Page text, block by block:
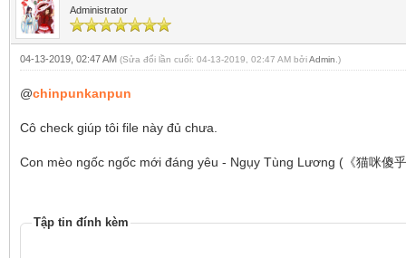
Administrator
04-13-2019, 02:47 AM (Sửa đổi lần cuối: 04-13-2019, 02:47 AM bởiAdmin .)
@chinpunkanpun
Cô check giúp tôi file này đủ chưa.
Con mèo ngốc ngốc mới đáng yêu - Ngụy Tùng Lương (《猫咪傻
Tập tin đính kèm